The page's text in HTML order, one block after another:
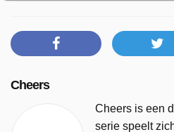
Cheers
Cheers is een
serie speelt